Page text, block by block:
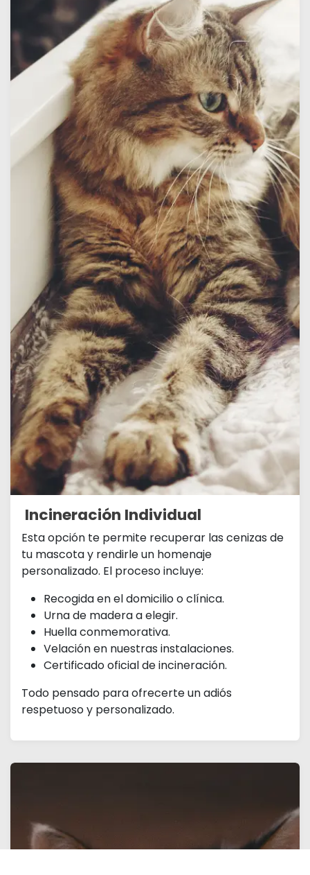
Incineración Individual
Esta opción te permite recuperar las cenizas de
tu mascota y rendirle un homenaje
personalizado. El proceso incluye:
Recogida en el domicilio o clínica.
Urna de madera a elegir.
Huella conmemorativa.
Velación en nuestras instalaciones.
Certificado oficial de incineración.
Todo pensado para ofrecerte un adiós
respetuoso y personalizado.